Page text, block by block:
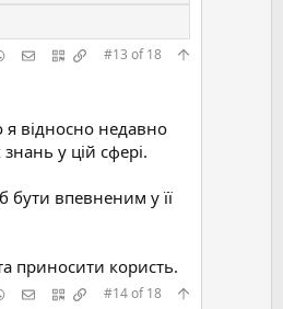
WhatsApp
E-mailQR Code
Скопіювати посилання
#13of18
відносно недавно
у цій сфері.
бути впевненим у її
приносити користь.
WhatsApp
E-mailQR Code
Скопіювати посилання
#14of18